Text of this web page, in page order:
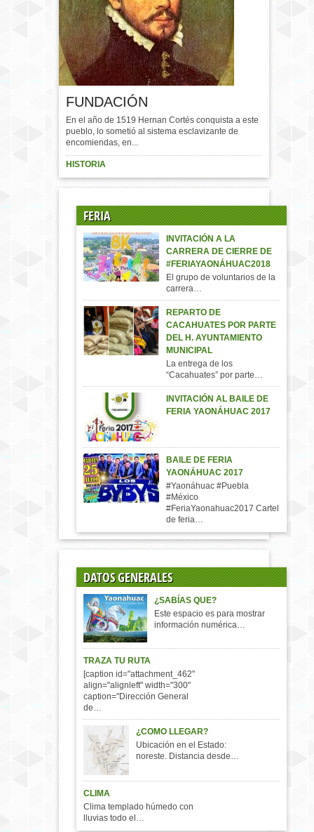
FUNDACIÓN
En el año de 1519 Hernan Cortés conquista a este
pueblo, lo sometió al sistema esclavizante de
encomiendas, en...
HISTORIA
FERIA
INVITACIÓN A LA
CARRERA DE CIERRE DE
#FERIAYAONÁHUAC2018
El grupo de voluntarios de la
carrera…
REPARTO DE
CACAHUATES POR PARTE
DEL H. AYUNTAMIENTO
MUNICIPAL
La entrega de los
“Cacahuates” por parte…
INVITACIÓN AL BAILE DE
FERIA YAONÁHUAC 2017
BAILE DE FERIA
YAONÁHUAC 2017
#Yaonáhuac #Puebla
#México
#FeriaYaonahuac2017 Cartel
de feria…
DATOS GENERALES
¿SABÍAS QUE?
Este espacio es para mostrar
información numérica…
TRAZA TU RUTA
[caption id="attachment_462"
align="alignleft" width="300"
caption="Dirección General
de…
¿COMO LLEGAR?
Ubicación en el Estado:
noreste. Distancia desde…
CLIMA
Clima templado húmedo con
lluvias todo el…